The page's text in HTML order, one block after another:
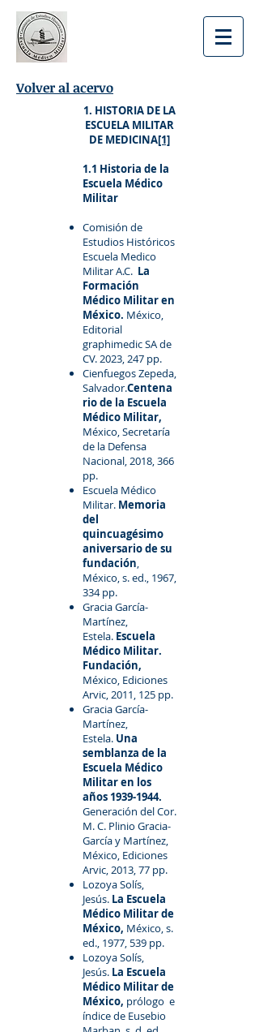
Volver al acervo
1. HISTORIA DE LA
ESCUELA MILITAR
DE MEDICINA[1]
1.1 Historia de la
Escuela Médico
Militar
Comisión de
Estudios Históricos
Escuela Medico
Militar A.C. La
Formación
Médico Militar en
México. México,
Editorial
graphimedic SA de
CV. 2023, 247 pp.
Cienfuegos Zepeda,
Salvador.Centena
rio de la Escuela
Médico Militar,
México, Secretaría
de la Defensa
Nacional, 2018, 366
pp.
Escuela Médico
Militar. Memoria
del
quincuagésimo
aniversario de su
fundación,
México, s. ed., 1967,
334 pp.
Gracia García-
Martínez,
Estela. Escuela
Médico Militar.
Fundación,
México, Ediciones
Arvic, 2011, 125 pp.
Gracia García-
Martínez,
Estela. Una
semblanza de la
Escuela Médico
Militar en los
años 1939-1944.
Generación del Cor.
M. C. Plinio Gracia-
García y Martínez,
México, Ediciones
Arvic, 2013, 77 pp.
Lozoya Solís,
Jesús. La Escuela
Médico Militar de
México, México, s.
ed., 1977, 539 pp.
Lozoya Solís,
Jesús. La Escuela
Médico Militar de
México, prólogo e
índice de Eusebio